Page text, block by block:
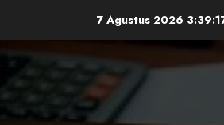
7 Agustus 2026